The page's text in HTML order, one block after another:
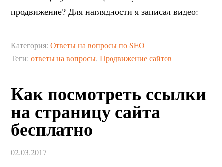
продвижение? Для наглядности я записал видео:
Категория:Ответы на вопросы по SEO
Теги:ответы на вопросы,Продвижение сайтов
Как посмотреть ссылки
на страницу сайта
бесплатно
02.03.2017